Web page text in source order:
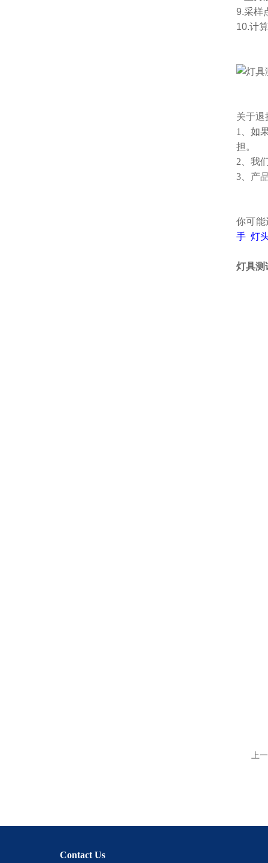
9.采样
10.计
关于退
1、如
担。
2、我
3、产
你可
手 灯
灯具测
上
Contact Us